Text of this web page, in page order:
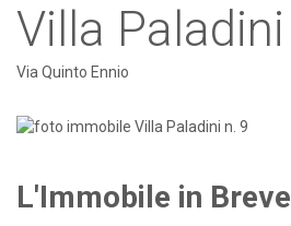
Villa Paladini
Via Quinto Ennio
L'Immobile in Breve